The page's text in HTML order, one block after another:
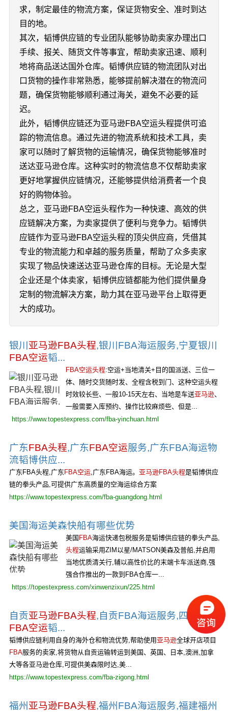
求，制定最佳的物流方案，保证货物安全、准时到达
目的地。
其次，韬博供应链的专业团队能够协助卖家办理出口
手续、报关、随货文件等事宜，帮助卖家迅速、顺利
地将商品送达国外仓库。韬博供应链的物流团队对出
口货物的操作非常熟悉，能够提前解决潜在的物流问
题，确保货物能够顺利通过海关，避免不必要的延
迟。
此外，韬博供应链还为亚马逊FBA空运头程提供可追
踪的物流信息。通过先进的物流系统和技术工具，卖
家可以随时了解货物的运输情况，确保货物能够准时
送达亚马逊仓库。这种实时的物流信息不仅帮助卖家
更好地掌握供应链情况，还能够提供给消费者一个良
好的购物体验。
总之，亚马逊FBA空运头程作为一种快速、高效的供
应链解决方案，为卖家提供了便利与竞争力。韬博供
应链作为亚马逊FBA空运头程的顶尖供应商，凭借其
专业的物流能力和卓越的服务质量，帮助了众多卖家
实现了物品快速送达亚马逊仓库的目标。无论是大型
企业还是个体卖家，韬博供应链都能为他们提供量身
定制的物流解决方案，助力其在亚马逊平台上取得更
大的成功。
银川 亚马逊FBA头程,银川FBA海运服务,宁夏银川
FBA空运韬...
FBA空运头程:空运+当地清关+目的国派送、三位一
体、随时交货随时发、全程含税到门、这种空运头程
时效较长些、一般10-15天左右、当地是车送亚马逊、
一般需要入库预约、操作比较麻烦些、但是...
https://www.topestexpress.com/fba-yinchuan.html
广东FBA头程,广东FBA空运服务,广东FBA海运物
流韬博供应...
广东FBA头程,广东 FBA空运,广东FBA海运。 亚马逊FBA头程是韬博供应
链的拳头产品,可提供广东高质量的空海运综合方案
https://www.topestexpress.com/fba-guangdong.html
美国海运美森快船有哪些优势
美国 FBA海运快递包税服务是韬博供应链的拳头产品,
头程运输采用ZIM以星/MATSON美森及普船,并启用
当地优质清关行,辅以高性价比的末端卡车派送商,强
强合作推出的一款到FBA仓库一...
https://topestexpress.com/xinwenzixun/225.html
自贡亚马逊FBA头程,自贡FBA海运服务,四川自贡
FBA空运韬...
韬博供应链利用自身的海外仓和物流优势,帮助使用 亚马逊全球开店项目
FBA服务的卖家,将货物从自贡运输转运到美国、英国、日本,澳洲,加拿
大等各亚马逊仓库,可提供美森限时达,美...
https://www.topestexpress.com/fba-zigong.html
福州 亚马逊FBA头程,福州FBA海运服务,福建福州